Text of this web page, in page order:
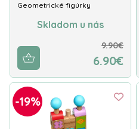
Geometrické figúrky
Skladom u nás
9.90€
6.90€
-19%